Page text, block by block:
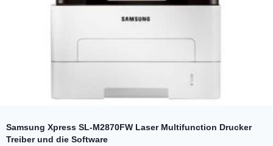
Samsung Xpress SL-M2870FW Laser Multifunction Drucker
Treiber und die Software